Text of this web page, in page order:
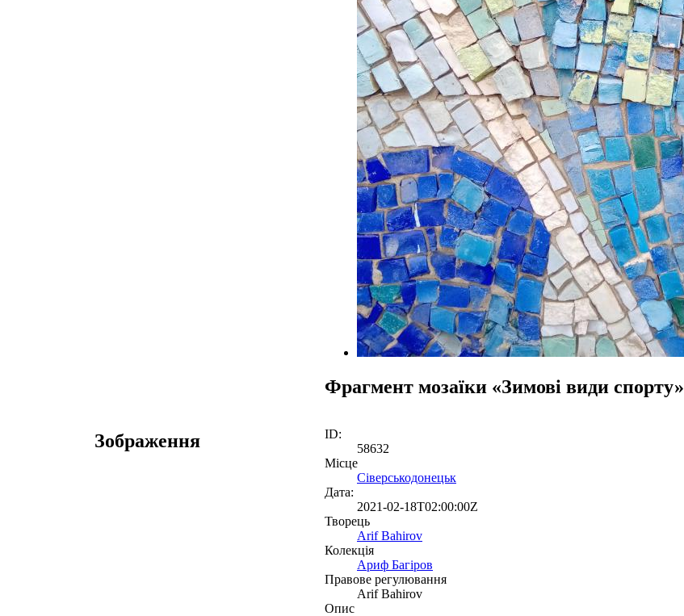
Фрагмент мозаїки «Зимові види спорту»
Зображення
ID:
58632
Місце
Сіверськодонецьк
Дата:
2021-02-18T02:00:00Z
Творець
Arif Bahirov
Колекція
Ариф Багіров
Правове регулювання
Arif Bahirov
Опис